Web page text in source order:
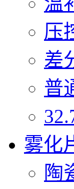
压
差
普
雾化
陶